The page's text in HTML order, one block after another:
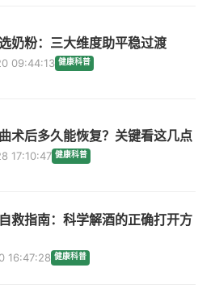
奶粉：三大维度助平稳过渡
09:44:13 健康科普
术后多久能恢复？关键看这几点
17:10:47 健康科普
救指南：科学解酒的正确打开方
16:47:28 健康科普